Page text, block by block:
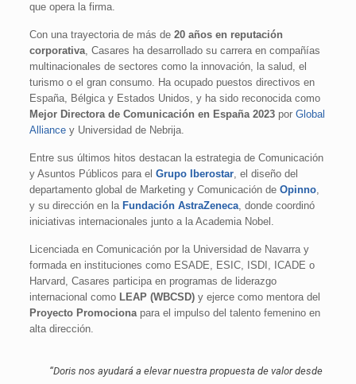
que opera la firma.
Con una trayectoria de más de20 años en reputación
corporativa, Casares ha desarrollado su carrera en compañías
multinacionales de sectores como la innovación, la salud, el
turismo o el gran consumo. Ha ocupado puestos directivos en
España, Bélgica y Estados Unidos, y ha sido reconocida como
Mejor Directora de Comunicación en España 2023 porGlobal
Alliance y Universidad de Nebrija.
Entre sus últimos hitos destacan la estrategia de Comunicación
y Asuntos Públicos para elGrupo Iberostar, el diseño del
departamento global de Marketing y Comunicación deOpinno,
y su dirección en la Fundación AstraZeneca, donde coordinó
iniciativas internacionales junto a la Academia Nobel.
Licenciada en Comunicación por la Universidad de Navarra y
formada en instituciones como ESADE, ESIC, ISDI, ICADE o
Harvard, Casares participa en programas de liderazgo
internacional como LEAP (WBCSD) y ejerce como mentora del
Proyecto Promocionapara el impulso del talento femenino en
alta dirección.
“Doris nos ayudará a elevar nuestra propuesta de valor desde